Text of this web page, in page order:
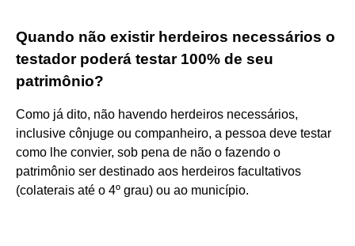
Quando não existir herdeiros necessários o
testador poderá testar 100% de seu
patrimônio?
Como já dito, não havendo herdeiros necessários,
inclusive cônjuge ou companheiro, a pessoa deve testar
como lhe convier, sob pena de não o fazendo o
patrimônio ser destinado aos herdeiros facultativos
(colaterais até o 4º grau) ou ao município.